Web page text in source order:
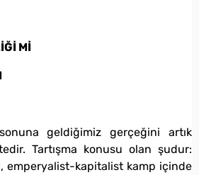
Mİ
geldiğimiz gerçeğini artık
Tartışma konusu olan şudur:
emperyalist-kapitalist kamp içinde